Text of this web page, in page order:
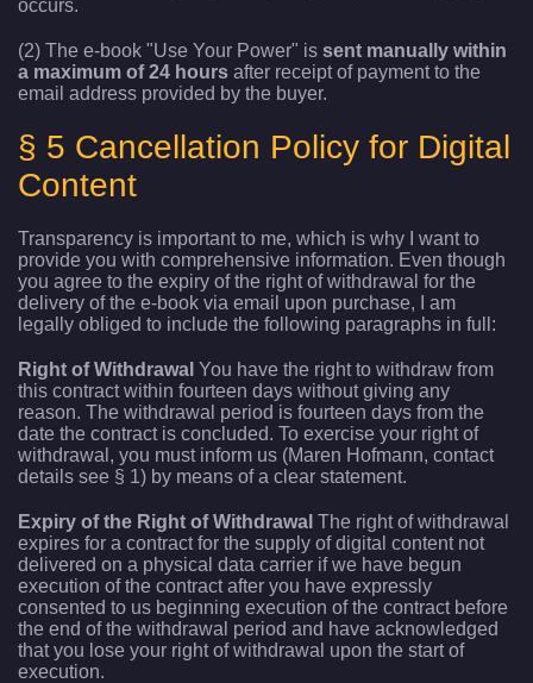
occurs.
(2) The e-book "Use Your Power" is sent manually within
a maximum of 24 hours after receipt of payment to the
email address provided by the buyer.
§ 5 Cancellation Policy for Digital
Content
Transparency is important to me, which is why I want to
provide you with comprehensive information. Even though
you agree to the expiry of the right of withdrawal for the
delivery of the e-book via email upon purchase, I am
legally obliged to include the following paragraphs in full:
Right of Withdrawal You have the right to withdraw from
this contract within fourteen days without giving any
reason. The withdrawal period is fourteen days from the
date the contract is concluded. To exercise your right of
withdrawal, you must inform us (Maren Hofmann, contact
details see § 1) by means of a clear statement.
Expiry of the Right of Withdrawal The right of withdrawal
expires for a contract for the supply of digital content not
delivered on a physical data carrier if we have begun
execution of the contract after you have expressly
consented to us beginning execution of the contract before
the end of the withdrawal period and have acknowledged
that you lose your right of withdrawal upon the start of
execution.